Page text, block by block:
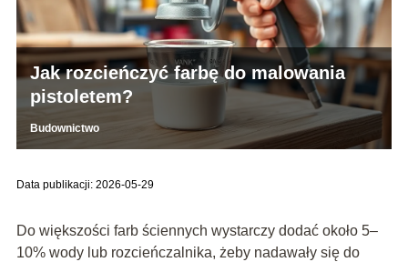
Jak rozcieńczyć farbę do malowania
pistoletem?
Budownictwo
Data publikacji: 2026-05-29
Do większości farb ściennych wystarczy dodać około 5–
10% wody lub rozcieńczalnika, żeby nadawały się do